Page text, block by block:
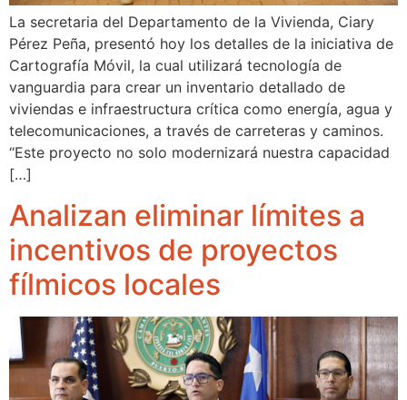
La secretaria del Departamento de la Vivienda, Ciary
Pérez Peña, presentó hoy los detalles de la iniciativa de
Cartografía Móvil, la cual utilizará tecnología de
vanguardia para crear un inventario detallado de
viviendas e infraestructura crítica como energía, agua y
telecomunicaciones, a través de carreteras y caminos.
“Este proyecto no solo modernizará nuestra capacidad
[…]
Analizan eliminar límites a
incentivos de proyectos
fílmicos locales